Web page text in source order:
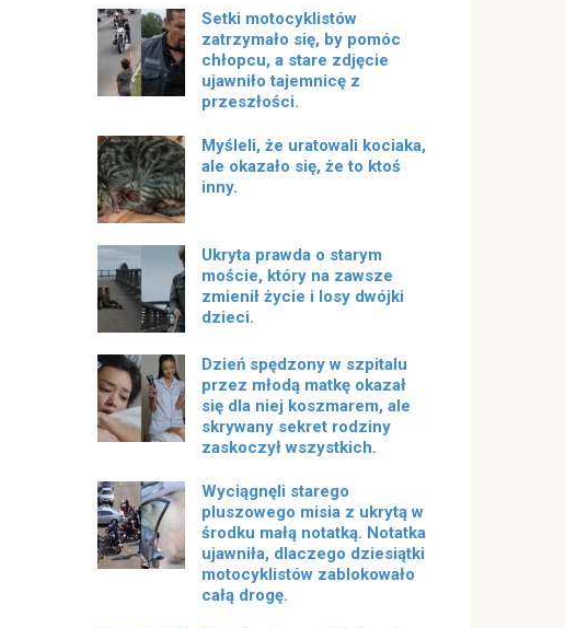
Setki motocyklistów
zatrzymało się, by pomóc
chłopcu, a stare zdjęcie
ujawniło tajemnicę z
przeszłości.
Myśleli, że uratowali kociaka,
ale okazało się, że to ktoś
inny.
Ukryta prawda o starym
moście, który na zawsze
zmienił życie i losy dwójki
dzieci.
Dzień spędzony w szpitalu
przez młodą matkę okazał
się dla niej koszmarem, ale
skrywany sekret rodziny
zaskoczył wszystkich.
Wyciągnęli starego
pluszowego misia z ukrytą w
środku małą notatką. Notatka
ujawniła, dlaczego dziesiątki
motocyklistów zablokowało
całą drogę.